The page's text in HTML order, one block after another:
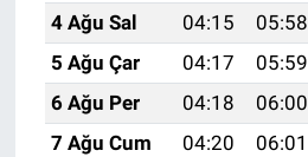
4 Ağu Sal
04:15 05:58
5 Ağu Çar
04:17 05:59
6 Ağu Per
04:18 06:00
7 Ağu Cum
04:20 06:01
Haberde İnsan